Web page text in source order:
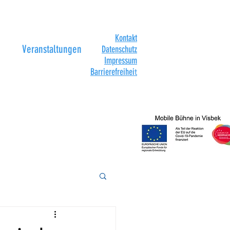
Kontakt
Datenschutz
Impressum
Barrierefreiheit
Veranstaltungen